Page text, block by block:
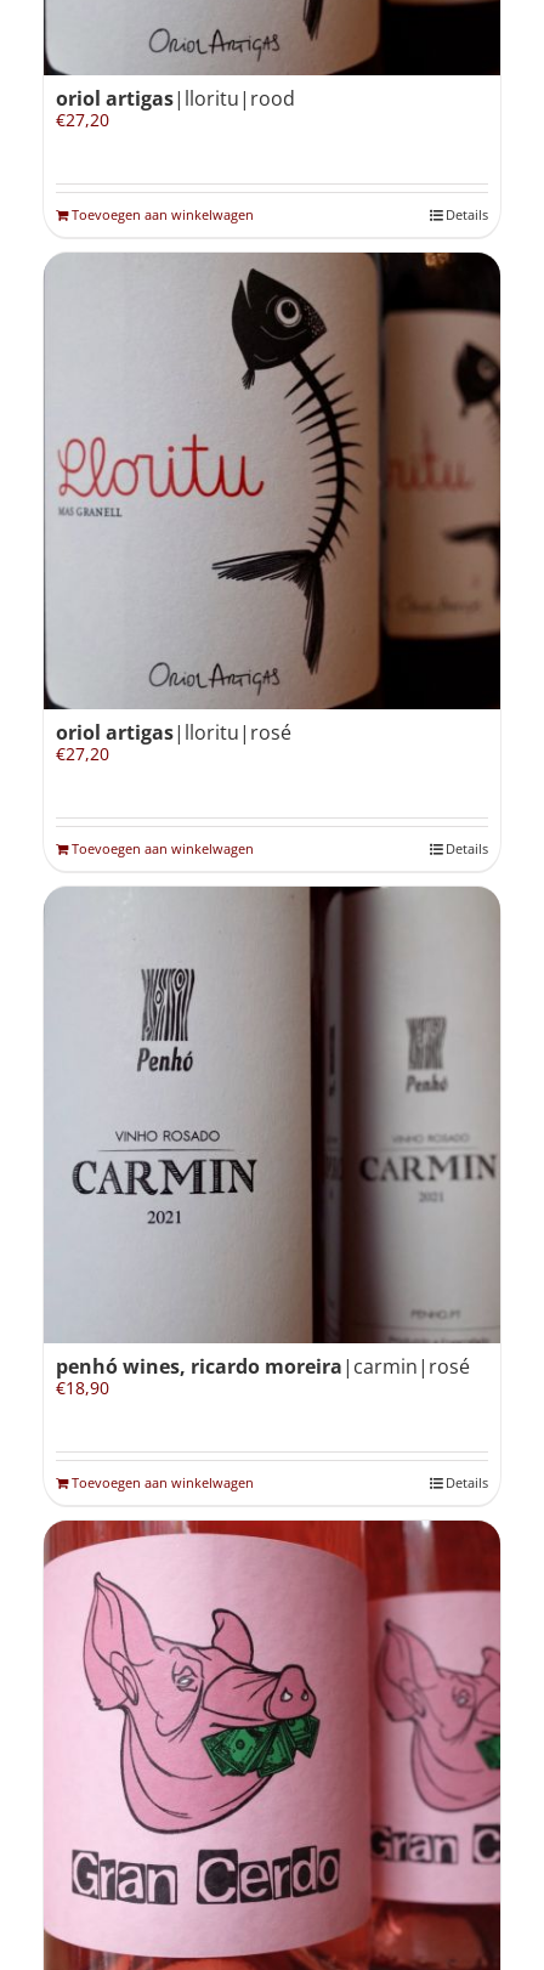
oriol artigas|lloritu|rood
€27,20
Toevoegen aan winkelwagen Details
oriol artigas|lloritu|rosé
€27,20
Toevoegen aan winkelwagen Details
penhó wines, ricardo moreira|carmin|rosé
€18,90
Toevoegen aan winkelwagen Details